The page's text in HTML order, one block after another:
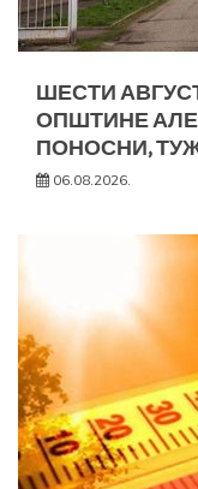
ШЕСТИ
ОПШТИНЕ
ПОНОСНИ,
06.08.2026.